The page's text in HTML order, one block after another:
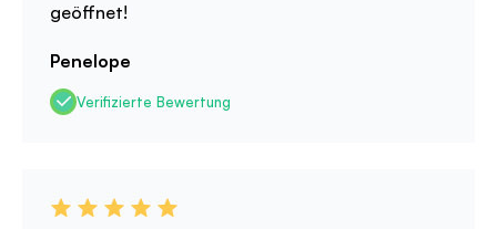
geöffnet!
Penelope
Verifizierte Bewertung